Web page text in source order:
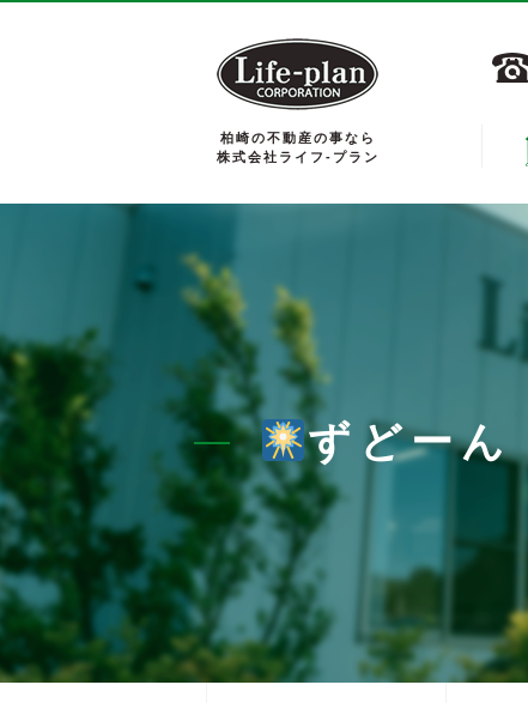
柏崎の不動産の事なら
株式会社ライフ-プラン
ずどーん